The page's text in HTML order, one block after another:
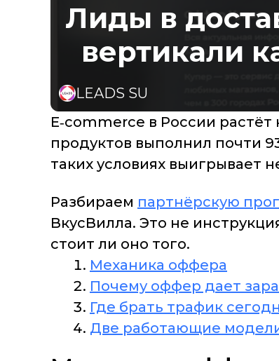
Лиды в
вертикали
LEADS SU
E‑commerce в России
продуктов выполнил почти
таких условиях выигрывает
Разбираем партнёрскую
ВкусВилла. Это не
стоит ли оно того.
Механика оффера
Почему оффер дает
Где брать трафик
Две работающие